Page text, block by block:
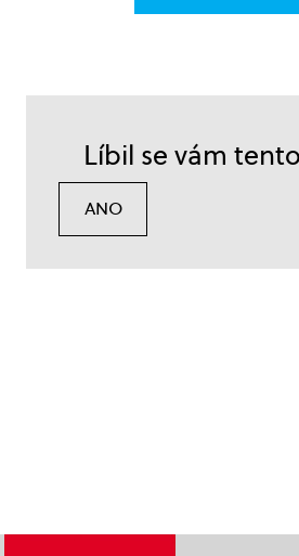
Líbil se vám
ANO